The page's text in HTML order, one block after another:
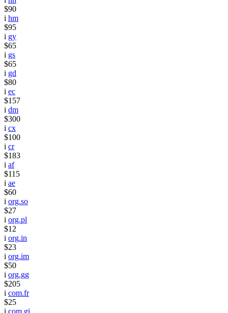
$90
i hm
$95
i gy
$65
i gs
$65
i gd
$80
i ec
$157
i dm
$300
i cx
$100
i cr
$183
i af
$115
i ae
$60
i org.so
$27
i org.pl
$12
i org.in
$23
i org.im
$50
i org.gg
$205
i com.fr
$25